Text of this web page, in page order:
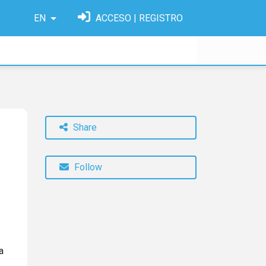
EN ACCESO | REGISTRO
Share
Follow